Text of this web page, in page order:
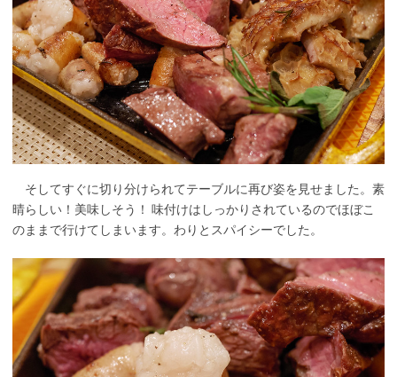
そしてすぐに切り分けられてテーブルに再び姿を見せました。素
晴らしい！美味しそう！ 味付けはしっかりされているのでほぼこ
のままで行けてしまいます。わりとスパイシーでした。